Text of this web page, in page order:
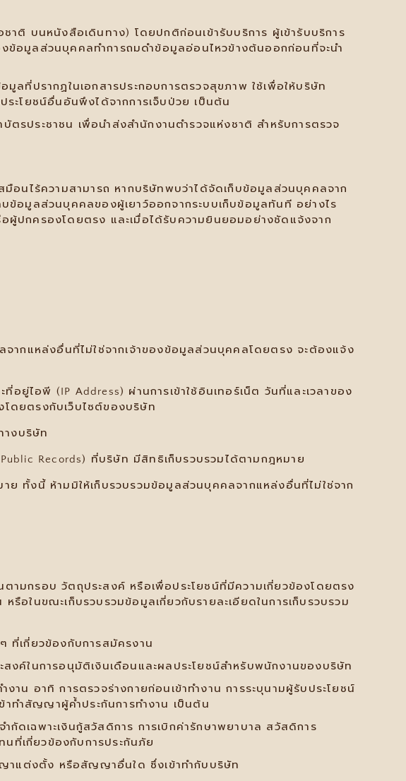
ติ บนหนังสือเดินทาง) โดยปกติก่อนเข้ารับบริการ ผู้เข้ารับบริการ
ข้อมูลส่วนบุคคลทำการถมดำข้อมูลอ่อนไหวข้างต้นออกก่อนที่จะนำ
ลที่ปรากฏในเอกสารประกอบการตรวจสุขภาพ ใช้เพื่อให้บริษัท
ะโยชน์อื่นอันพึงได้จากการเจ็บป่วย เป็นต้น
รประชาชน เพื่อนำส่งสำนักงานตำรวจแห่งชาติ สำหรับการตรวจ
นไร้ความสามารถ หากบริษัทพบว่าได้จัดเก็บข้อมูลส่วนบุคคลจาก
ข้อมูลส่วนบุคคลของผู้เยาว์ออกจากระบบเก็บข้อมูลทันที อย่างไร
ผู้ปกครองโดยตรง และเมื่อได้รับความยินยอมอย่างชัดแจ้งจาก
กแหล่งอื่นที่ไม่ใช่จากเจ้าของข้อมูลส่วนบุคคลโดยตรง จะต้องแจ้ง
ยู่ไอพี (IP Address) ผ่านการเข้าใช้อินเทอร์เน็ต วันที่และเวลาของ
โดยตรงกับเว็บไซต์ของบริษัท
างบริษัท
Records) ที่บริษัท มีสิทธิเก็บรวบรวมได้ตามกฎหมาย
ทั้งนี้ ห้ามมิให้เก็บรวบรวมข้อมูลส่วนบุคคลจากแหล่งอื่นที่ไม่ใช่จาก
ามกรอบ วัตถุประสงค์ หรือเพื่อประโยชน์ที่มีความเกี่ยวข้องโดยตรง
อในขณะเก็บรวบรวมข้อมูลเกี่ยวกับรายละเอียดในการเก็บรวบรวม
ที่เกี่ยวข้องกับการสมัครงาน
งค์ในการอนุมัติเงินเดือนและผลประโยชน์สำหรับพนักงานของบริษัท
าน อาทิ การตรวจร่างกายก่อนเข้าทำงาน การระบุนามผู้รับประโยชน์
าทำสัญญาผู้ค้ำประกันการทำงาน เป็นต้น
กัดเฉพาะเงินกู้สวัสดิการ การเบิกค่ารักษาพยาบาล สวัสดิการ
นที่เกี่ยวข้องกับการประกันภัย
าแต่งตั้ง หรือสัญญาอื่นใด ซึ่งเข้าทำกับบริษัท